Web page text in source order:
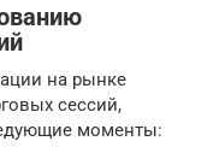
на рынке
сессий,
моменты: